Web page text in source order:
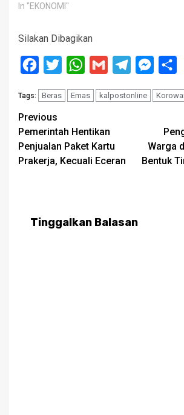
In "EKONOMI"
Silakan Dibagikan
Facebook
Twitter WhatsApp
Gmail Telegram
Tags: Beras Emas kalpostonline Korowai
Post
navigation
Previous
Pemerintah Hentikan
Penjualan Paket Kartu
Prakerja, Kecuali Eceran
Warga
Bentuk
Tinggalkan Balasan